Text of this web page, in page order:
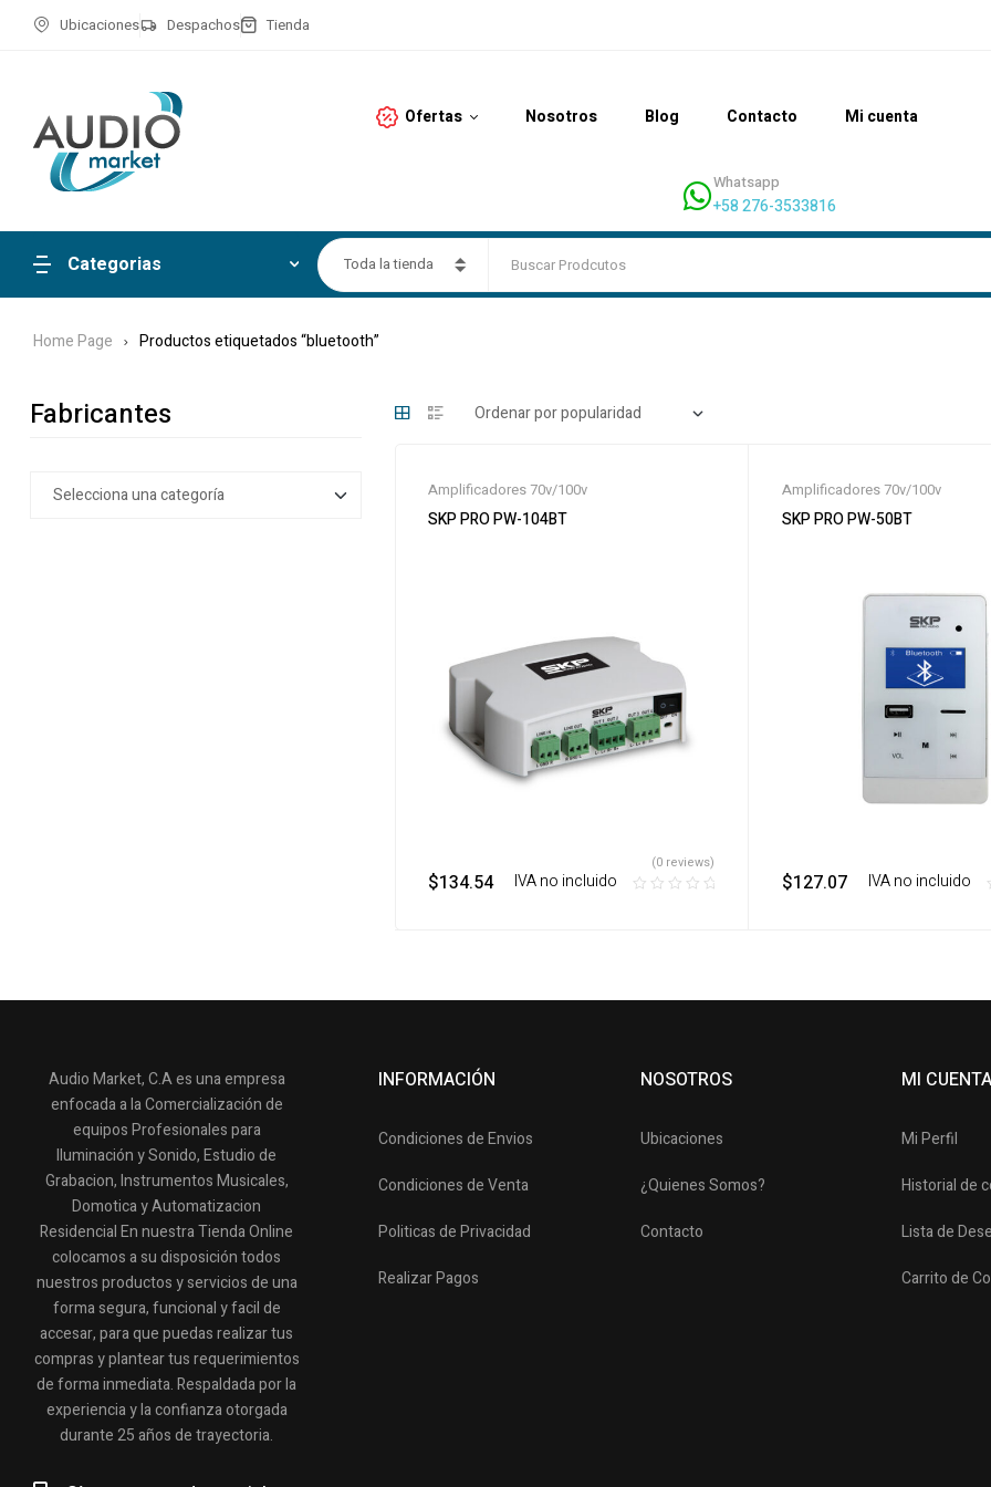
Ubicaciones Despachos Tienda
Ofertas Nosotros Blog Contacto Mi cuenta
Whatsapp
+58 276-3533816
Categorias Toda la tienda
Home Page Productos etiquetados “bluetooth”
Amplificadores 70v/100v
SKP PRO PW-104BT
$134.54 ‎ ‎ ‎ IVA no incluido
(0 reviews)
Amplificadores 70v/100v
SKP PRO PW-50BT
$127.07 ‎ ‎ ‎ IVA no incluido
Fabricantes
Audio Market, C.A es una empresa
enfocada a la Comercialización de
equipos Profesionales para
Iluminación y Sonido, Estudio de
Grabacion, Instrumentos Musicales,
Domotica y Automatizacion
Residencial En nuestra Tienda Online
colocamos a su disposición todos
nuestros productos y servicios de una
forma segura, funcional y facil de
accesar, para que puedas realizar tus
compras y plantear tus requerimientos
de forma inmediata. Respaldada por la
experiencia y la confianza otorgada
durante 25 años de trayectoria.
INFORMACIÓN
Condiciones de Envios
Condiciones de Venta
Politicas de Privacidad
Realizar Pagos
NOSOTROS
Ubicaciones
¿Quienes Somos?
Contacto
MI CUENTA
Mi Perfil
Historial de
Lista de
Carrito de